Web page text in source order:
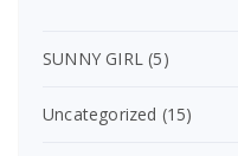
SUNNY GIRL (5)
Uncategorized (15)